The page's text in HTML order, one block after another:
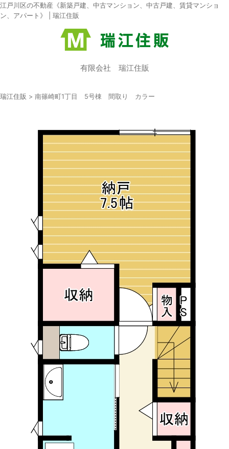
江戸川区の不動産《新築戸建、中古マンション、中古戸建、賃貸マンショ
ン、アパート》 | 瑞江住販
有限会社 瑞江住販
瑞江住販 > 南篠崎町1丁目 5号棟 間取り カラー